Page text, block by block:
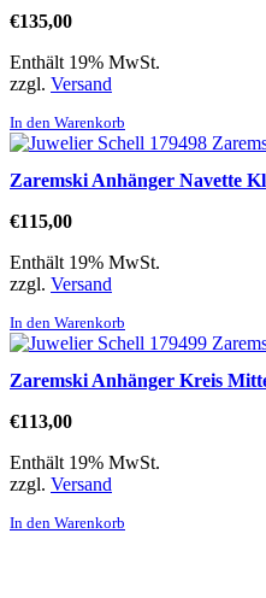
€135,00
Enthält 19% MwSt.
zzgl. Versand
In den Warenkorb
Zaremski Anhänger Navette
€115,00
Enthält 19% MwSt.
zzgl. Versand
In den Warenkorb
Zaremski Anhänger Kreis
€113,00
Enthält 19% MwSt.
zzgl. Versand
In den Warenkorb